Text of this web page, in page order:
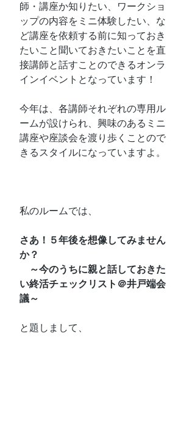
師・講座か知りたい、ワークショ
ップの内容をミニ体験したい、な
ど講座を依頼する前に知っておき
たいこと聞いておきたいことを直
接講師と話すことのできるオンラ
インイベントとなっています！
今年は、各講師それぞれの専用ル
ームが設けられ、興味のあるミニ
講座や座談会を渡り歩くことので
きるスタイルになっていますよ。
私のルームでは、
さあ！５年後を想像してみません
か？
～今のうちに親と話しておきた
い終活チェックリスト＠井戸端会
議～
と題しまして、